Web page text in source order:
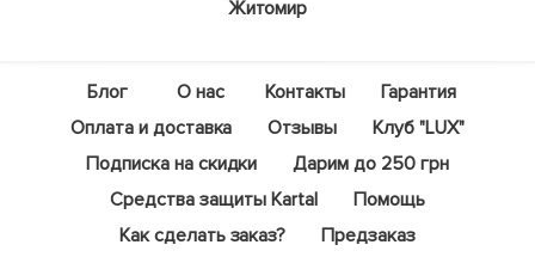
Житомир
Блог О нас Контакты
Гарантия
Оплата и доставка
Отзывы
Клуб "LUX"
Подписка на скидки
Дарим до 250 грн
Средства защиты Kartal
Помощь
Как сделать заказ?
Предзаказ